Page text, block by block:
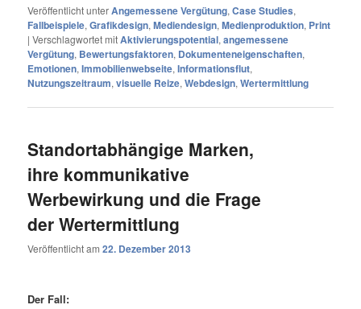
Veröffentlicht unterAngemessene Vergütung,Case Studies,
Fallbeispiele,Grafikdesign,Mediendesign,Medienproduktion, Print
|Verschlagwortet mitAktivierungspotential,angemessene
Vergütung, Bewertungsfaktoren, Dokumenteneigenschaften,
Emotionen,Immobilienwebseite,Informationsflut,
Nutzungszeitraum,visuelle Reize,Webdesign,Wertermittlung
Standortabhängige Marken,
ihre kommunikative
Werbewirkung und die Frage
der Wertermittlung
Veröffentlicht am22. Dezember 2013
Der Fall: